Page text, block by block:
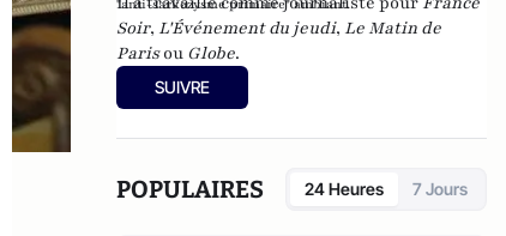
"anti-sarkozysme primaire" ambiant.
Soir, L'Événement du jeudi, Le Matin de
Parisou Globe.
SUIVRE
POPULAIRES 24 Heures 7 Jours